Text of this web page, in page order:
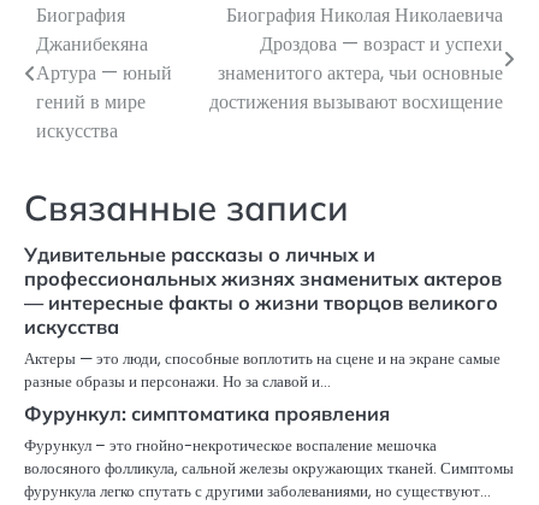
Навигация
по
записям
Биография
Джанибекяна
Артура — юный
гений в мире
искусства
Биография Николая Николаевича
Дроздова — возраст и успехи
знаменитого актера, чьи основные
достижения вызывают восхищение
Связанные записи
Удивительные рассказы о личных и
профессиональных жизнях знаменитых актеров
— интересные факты о жизни творцов великого
искусства
Актеры — это люди, способные воплотить на сцене и на экране самые
разные образы и персонажи. Но за славой и…
Фурункул: симптоматика проявления
Фурункул – это гнойно-некротическое воспаление мешочка
волосяного фолликула, сальной железы окружающих тканей. Симптомы
фурункула легко спутать с другими заболеваниями, но существуют…